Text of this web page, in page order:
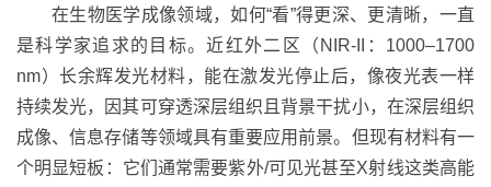
在生物医学成像领域，如何“看”得更深、更清晰，一直
是科学家追求的目标。近红外二区（ NIR-II ： 1000–1700
nm）长余辉发光材料，能在激发光停止后，像夜光表一样
持续发光，因其可穿透深层组织且背景干扰小，在深层组织
成像、信息存储等领域具有重要应用前景。但现有材料有一
个明显短板：它们通常需要紫外/可见光甚至X射线这类高能